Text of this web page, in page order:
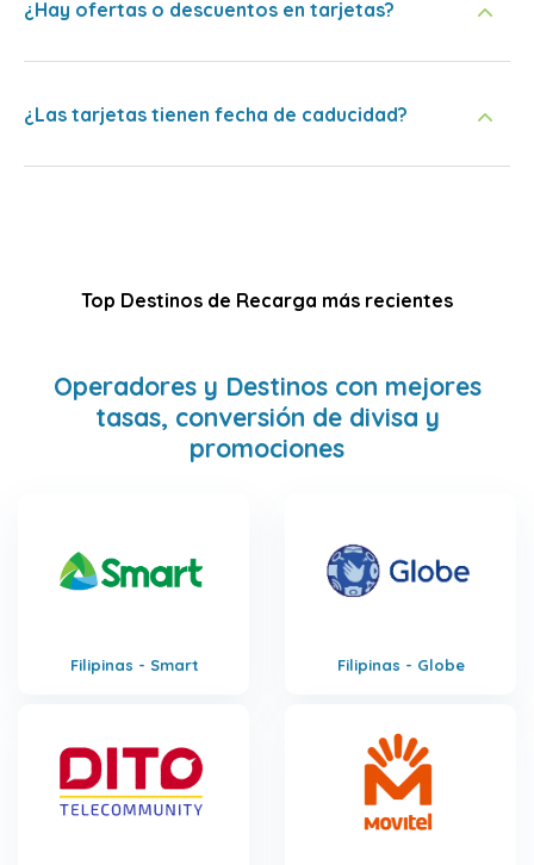
¿Hay ofertas o descuentos en tarjetas?
¿Las tarjetas tienen fecha de caducidad?
Top Destinos de Recarga más recientes
Operadores y Destinos con mejores
tasas, conversión de divisa y
promociones
Filipinas - Smart Filipinas - Globe